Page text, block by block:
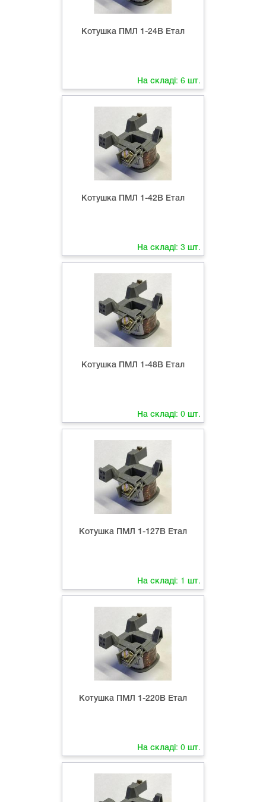
Котушка ПМЛ 1-24В Етал
На складі: 6 шт.
Котушка ПМЛ 1-42В Етал
На складі: 3 шт.
Котушка ПМЛ 1-48В Етал
На складі: 0 шт.
Котушка ПМЛ 1-127В Етал
На складі: 1 шт.
Котушка ПМЛ 1-220В Етал
На складі: 0 шт.